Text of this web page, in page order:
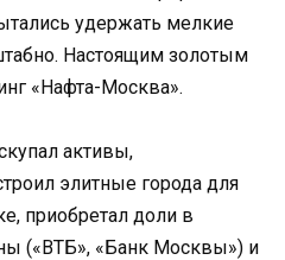
удержать мелкие
Настоящим золотым
«Нафта-Москва».
активы,
элитные города для
приобретал доли в
(«ВТБ», «Банк Москвы») и